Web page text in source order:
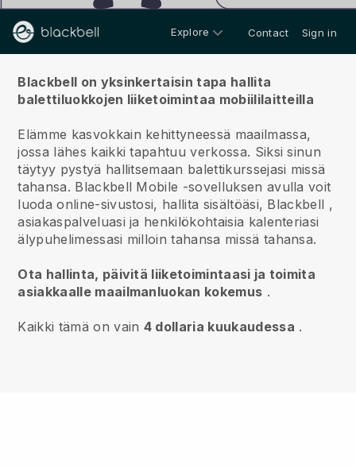
Explore Contact Sign in
Blackbell on yksinkertaisin tapa hallita
balettiluokkojen liiketoimintaa mobiililaitteilla
Elämme kasvokkain kehittyneessä maailmassa,
jossa lähes kaikki tapahtuu verkossa. Siksi sinun
täytyy pystyä hallitsemaan balettikurssejasi missä
tahansa. Blackbell Mobile -sovelluksen avulla voit
luoda online-sivustosi, hallita sisältöäsi, Blackbell ,
asiakaspalveluasi ja henkilökohtaisia kalenteriasi
älypuhelimessasi milloin tahansa missä tahansa.
Ota hallinta, päivitä liiketoimintaasi ja toimita
asiakkaalle maailmanluokan kokemus .
Kaikki tämä on vain 4 dollaria kuukaudessa .